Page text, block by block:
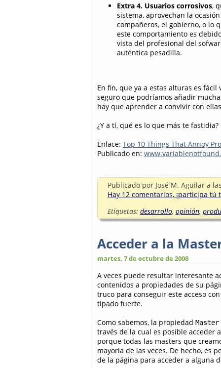
Extra 4. Usuarios corrosivos,
sistema, aprovechan la
compañeros, el gobierno, o lo
este comportamiento es
vista del profesional del
auténtica pesadilla.
En fin, que ya a estas alturas es
seguro que podríamos añadir
hay que aprender a convivir con
¿Y a tí, qué es lo que más te fastidia?
Enlace: Top 10 Things That Annoy
Publicado en:
Publicado por José M. Aguilar a
Hay 12 comentarios, ¡participa tú
Etiquetas: desarrollo, opinión,
Acceder a la
martes, 7 de octubre de 2008
A veces puede resultar interesante
contenidos a propiedades de su
truco para conseguir este acceso
tipado fuerte.
Como sabemos, la propiedad Master
través de la cual es posible acceder
porque todas las masters que
mayoría de las veces. De hecho, es
de la página para acceder a alguna